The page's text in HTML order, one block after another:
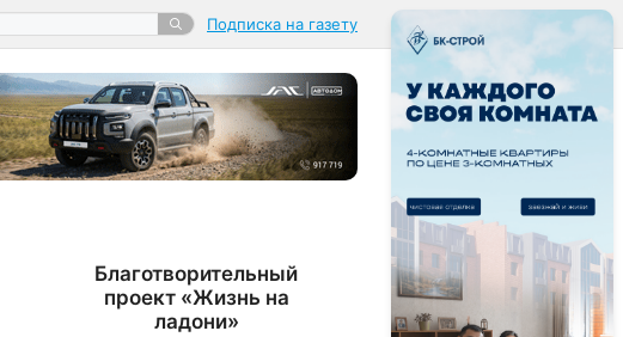
Подписка на газету
Благотворительный
проект «Жизнь на
ладони»